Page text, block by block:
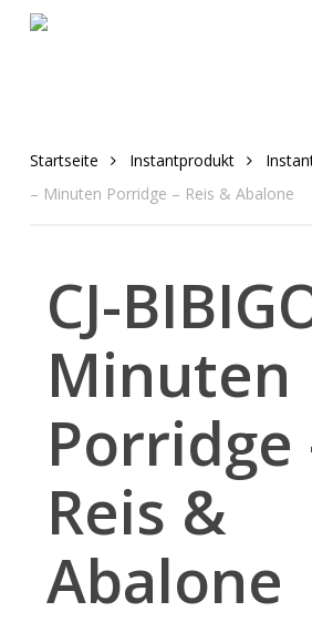
Startseite Instantprodukt
– Minuten Porridge – Reis & Abalone
CJ-
Minuten
Porridge
Reis &
Abalone